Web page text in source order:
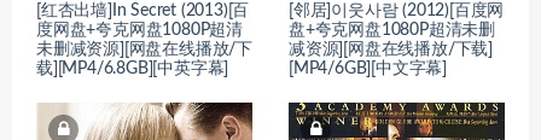
[红杏出墙]In Secret (2013)[百
度网盘+夸克网盘1080P超清
未删减资源][网盘在线播放/下
载][MP4/6.8GB][中英字幕]
[邻居]이웃사람 (2012)[百度网
盘+夸克网盘1080P超清未删
减资源][网盘在线播放/下载]
[MP4/6GB][中文字幕]